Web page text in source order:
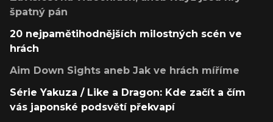
špatný pán
20 nejpamětihodnějších milostných scén ve
hrách
Aim Down Sights aneb Jak ve hrách míříme
Série Yakuza / Like a Dragon: Kde začít a čím
vás japonské podsvětí překvapí